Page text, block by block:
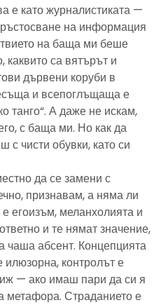
е като журналистиката —
на информация
на баща ми беше
каквито са вятърът и
дървени коруби в
и всепоглъщаща е
танго“. А даже не искам,
с баща ми. Но как да
с чисти обувки, като си
да се замени с
признавам, а няма ли
егоизъм, меланхолията и
и те нямат значение,
чаша абсент. Концепцията
илюзорна, контролът е
— ако имаш пари да си я
метафора. Страданието е